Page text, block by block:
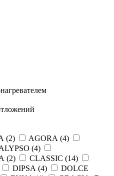
(2) AGORA (4)
(4)
(2) CLASSIC (14)
DIPSA (4)
DOLCE